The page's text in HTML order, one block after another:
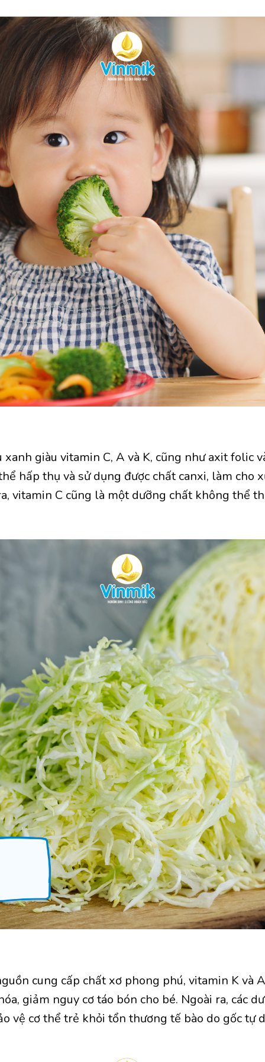
giàu vitamin C, A và K, cũng như axit folic
hấp thụ và sử dụng được chất canxi, làm cho
vitamin C cũng là một dưỡng chất không thể
cung cấp chất xơ phong phú, vitamin K và
giảm nguy cơ táo bón cho bé. Ngoài ra, các
vệ cơ thể trẻ khỏi tổn thương tế bào do gốc tự